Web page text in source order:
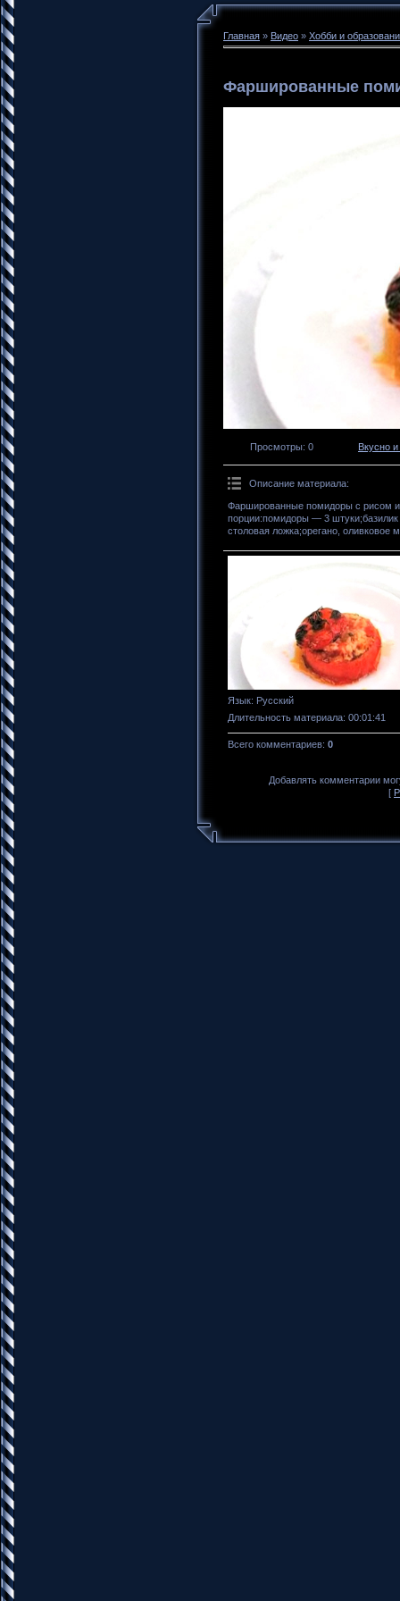
Главная » Видео » Хобби и
Фаршированные
Просмотры: 0 Вкусно
Описание материала:
Фаршированные помидоры с рисом и
порции:помидоры — 3
столовая ложка;орегано, оливковое
Язык: Русский
Длительность материала: 00:01:41
Всего комментариев: 0
Добавлять комментарии
[